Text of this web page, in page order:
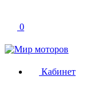
0
Кабинет